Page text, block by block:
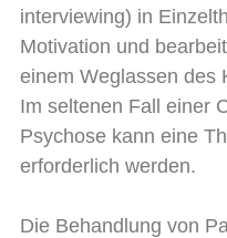
interviewing) in
Motivation und
einem Weglassen des
Im seltenen Fall einer
Psychose kann eine
erforderlich werden.
Die Behandlung von